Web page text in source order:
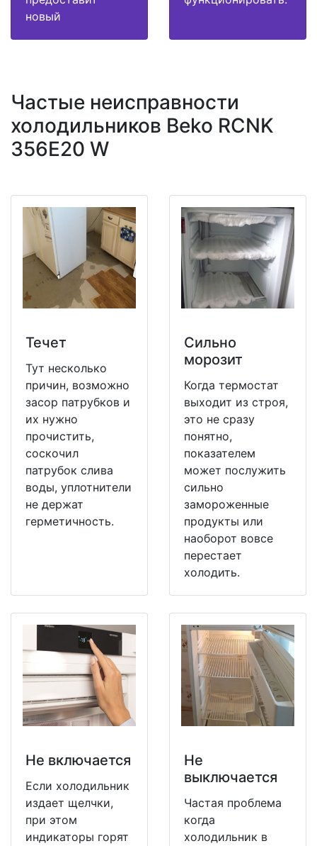
новый
Частые неисправности
холодильников Beko RCNK
356E20 W
Течет
Тут несколько
причин, возможно
засор патрубков и
их нужно
прочистить,
соскочил
патрубок слива
воды, уплотнители
не держат
герметичность.
Сильно
морозит
Когда термостат
выходит из строя,
это не сразу
понятно,
показателем
может послужить
сильно
замороженные
продукты или
наоборот вовсе
перестает
холодить.
Не включается
Если холодильник
издает щелчки,
при этом
индикаторы горят
Не
выключается
Частая проблема
когда
холодильник в